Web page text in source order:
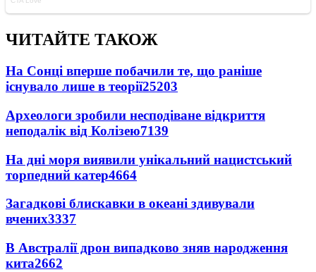
ЧИТАЙТЕ ТАКОЖ
На Сонці вперше побачили те, що раніше
існувало лише в теорії25203
Археологи зробили несподіване відкриття
неподалік від Колізею7139
На дні моря виявили унікальний нацистський
торпедний катер4664
Загадкові блискавки в океані здивували
вчених3337
В Австралії дрон випадково зняв народження
кита2662